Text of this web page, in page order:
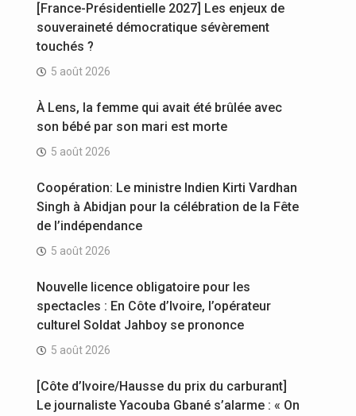
[France-Présidentielle 2027] Les enjeux de
souveraineté démocratique sévèrement
touchés ?
5 août 2026
À Lens, la femme qui avait été brûlée avec
son bébé par son mari est morte
5 août 2026
Coopération: Le ministre Indien Kirti Vardhan
Singh à Abidjan pour la célébration de la Fête
de l’indépendance
5 août 2026
Nouvelle licence obligatoire pour les
spectacles : En Côte d’Ivoire, l’opérateur
culturel Soldat Jahboy se prononce
5 août 2026
[Côte d’Ivoire/Hausse du prix du carburant]
Le journaliste Yacouba Gbané s’alarme : « On